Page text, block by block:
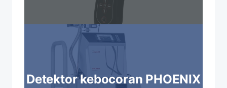
Detektor kebocoran PHOENIX